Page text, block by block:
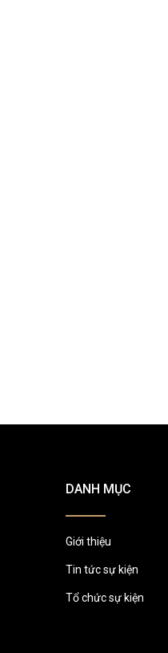
DANH MỤC
Giới thiệu
Tin tức sự kiện
Tổ chức sự kiện